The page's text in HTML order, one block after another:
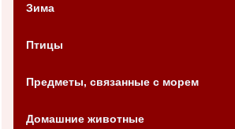
Зима
Птицы
Предметы, связанные с морем
Домашние животные